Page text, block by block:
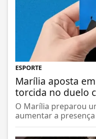
ESPORTE
Marília aposta
torcida no duelo
O Marília preparou
aumentar a